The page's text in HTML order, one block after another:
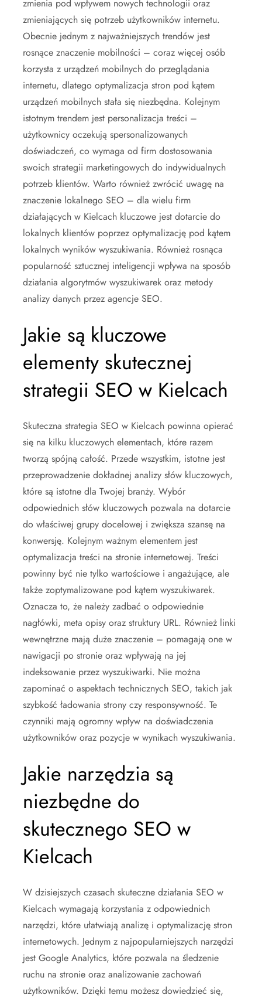
zmienia pod wpływem nowych technologii oraz
zmieniających się potrzeb użytkowników internetu.
Obecnie jednym z najważniejszych trendów jest
rosnące znaczenie mobilności – coraz więcej osób
korzysta z urządzeń mobilnych do przeglądania
internetu, dlatego optymalizacja stron pod kątem
urządzeń mobilnych stała się niezbędna. Kolejnym
istotnym trendem jest personalizacja treści –
użytkownicy oczekują spersonalizowanych
doświadczeń, co wymaga od firm dostosowania
swoich strategii marketingowych do indywidualnych
potrzeb klientów. Warto również zwrócić uwagę na
znaczenie lokalnego SEO – dla wielu firm
działających w Kielcach kluczowe jest dotarcie do
lokalnych klientów poprzez optymalizację pod kątem
lokalnych wyników wyszukiwania. Również rosnąca
popularność sztucznej inteligencji wpływa na sposób
działania algorytmów wyszukiwarek oraz metody
analizy danych przez agencje SEO.
Jakie są kluczowe
elementy skutecznej
strategii SEO w Kielcach
Skuteczna strategia SEO w Kielcach powinna opierać
się na kilku kluczowych elementach, które razem
tworzą spójną całość. Przede wszystkim, istotne jest
przeprowadzenie dokładnej analizy słów kluczowych,
które są istotne dla Twojej branży. Wybór
odpowiednich słów kluczowych pozwala na dotarcie
do właściwej grupy docelowej i zwiększa szansę na
konwersję. Kolejnym ważnym elementem jest
optymalizacja treści na stronie internetowej. Treści
powinny być nie tylko wartościowe i angażujące, ale
także zoptymalizowane pod kątem wyszukiwarek.
Oznacza to, że należy zadbać o odpowiednie
nagłówki, meta opisy oraz struktury URL. Również linki
wewnętrzne mają duże znaczenie – pomagają one w
nawigacji po stronie oraz wpływają na jej
indeksowanie przez wyszukiwarki. Nie można
zapominać o aspektach technicznych SEO, takich jak
szybkość ładowania strony czy responsywność. Te
czynniki mają ogromny wpływ na doświadczenia
użytkowników oraz pozycje w wynikach wyszukiwania.
Jakie narzędzia są
niezbędne do
skutecznego SEO w
Kielcach
W dzisiejszych czasach skuteczne działania SEO w
Kielcach wymagają korzystania z odpowiednich
narzędzi, które ułatwiają analizę i optymalizację stron
internetowych. Jednym z najpopularniejszych narzędzi
jest Google Analytics, które pozwala na śledzenie
ruchu na stronie oraz analizowanie zachowań
użytkowników. Dzięki temu możesz dowiedzieć się,